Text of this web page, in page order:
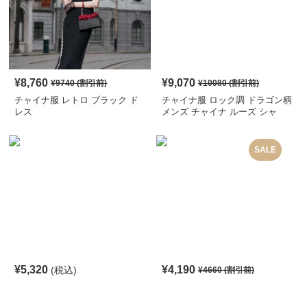
¥8,760 ¥9740(割引前)
チャイナ服 レトロ ブラック ド
レス
¥9,070 ¥10080(割引前)
チャイナ服 ロック調 ドラゴン柄
メンズ チャイナ ルーズ シャ
¥5,320 (税込)
SALE
¥4,190 ¥4660(割引前)